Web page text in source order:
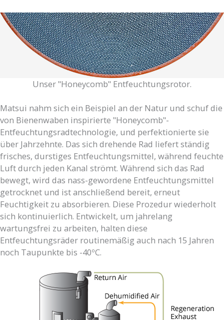
Unser "Honeycomb" Entfeuchtungsrotor.
Matsui nahm sich ein Beispiel an der Natur und schuf die
von Bienenwaben inspirierte "Honeycomb"-
Entfeuchtungsradtechnologie, und perfektionierte sie
über Jahrzehnte. Das sich drehende Rad liefert ständig
frisches, durstiges Entfeuchtungsmittel, während feuchte
Luft durch jeden Kanal strömt. Während sich das Rad
bewegt, wird das nass-gewordene Entfeuchtungsmittel
getrocknet und ist anschließend bereit, erneut
Feuchtigkeit zu absorbieren. Diese Prozedur wiederholt
sich kontinuierlich. Entwickelt, um jahrelang
wartungsfrei zu arbeiten, halten diese
Entfeuchtungsräder routinemäßig auch nach 15 Jahren
noch Taupunkte bis -40ºC.